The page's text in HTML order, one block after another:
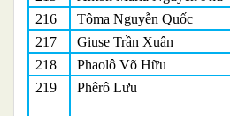
216
Tôma Nguyễn Quốc
217
Giuse Trần Xuân
218
Phaolô Võ Hữu
219
Phêrô Lưu